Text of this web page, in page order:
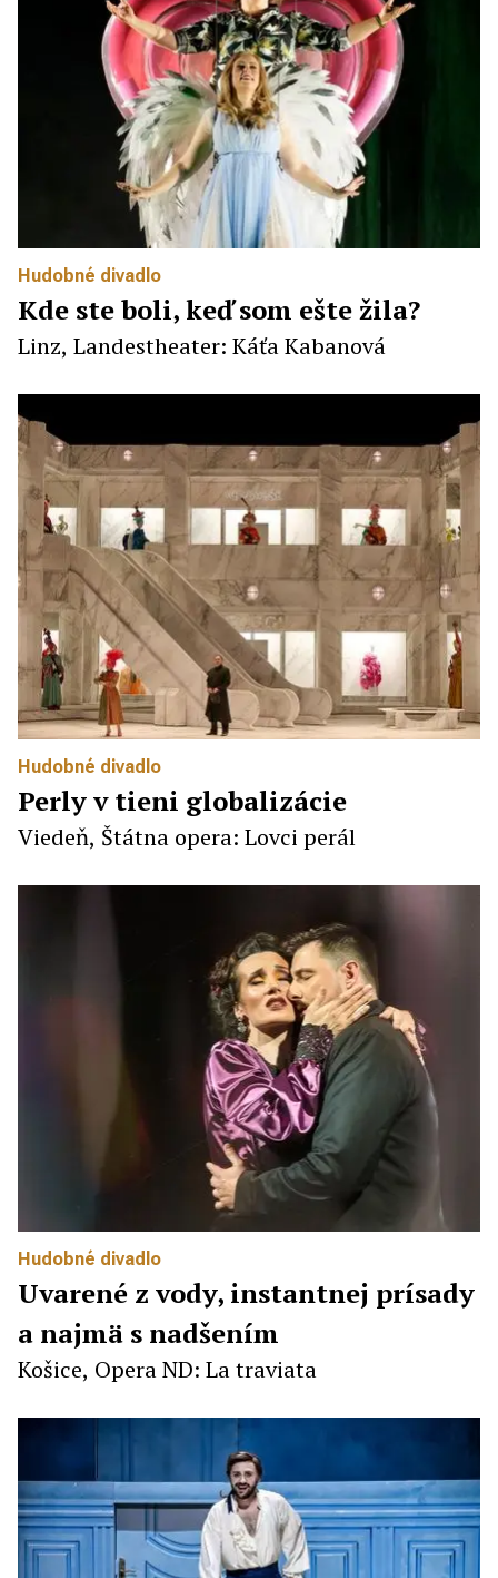
Hudobné divadlo
Kde ste boli, keď som ešte žila?
Linz, Landestheater: Káťa Kabanová
Hudobné divadlo
Perly v tieni globalizácie
Viedeň, Štátna opera: Lovci perál
Hudobné divadlo
Uvarené z vody, instantnej prísady
a najmä s nadšením
Košice, Opera ND: La traviata